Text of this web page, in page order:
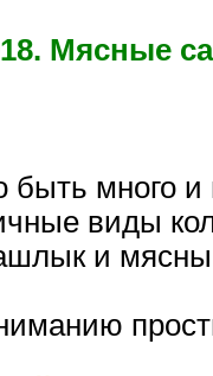
Мясные
быть много
виды
и